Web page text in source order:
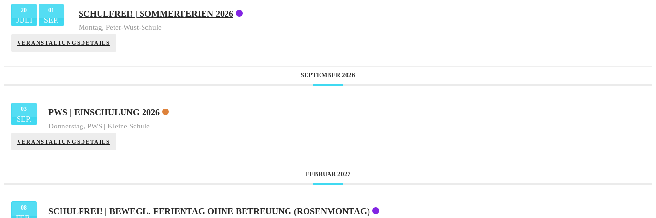
20
JULI
01
SEP.
SCHULFREI! | SOMMERFERIEN 2026
Montag, Peter-Wust-Schule
VERANSTALTUNGSDETAILS
SEPTEMBER 2026
03
SEP.
PWS | EINSCHULUNG 2026
Donnerstag, PWS | Kleine Schule
VERANSTALTUNGSDETAILS
FEBRUAR 2027
08 SCHULFREI! | BEWEGL. FERIENTAG OHNE BETREUUNG (ROSENMONTAG)